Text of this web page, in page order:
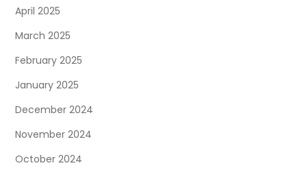
April 2025
March 2025
February 2025
January 2025
December 2024
November 2024
October 2024